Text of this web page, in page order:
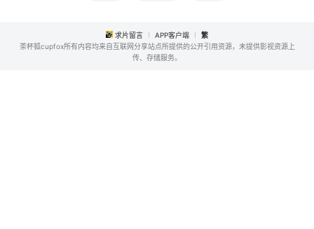
求片留言 APP客户端
繁
茶杯狐cupfox所有内容均来自互联网分享站点所提供的公开引用资源，未提供影视资源上
传、存储服务。